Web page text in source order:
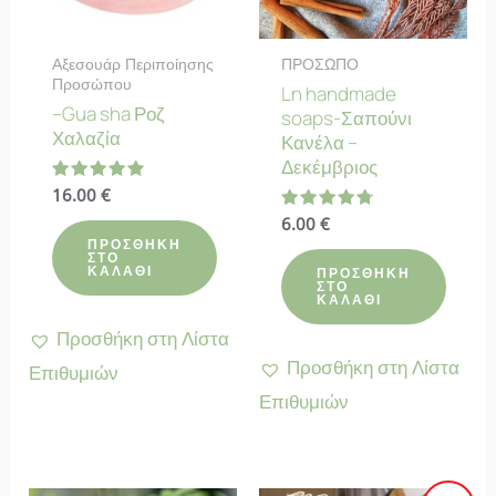
Αξεσουάρ Περιποίησης
Προσώπου
–Gua sha Ροζ
Χαλαζία
Βαθμολογήθηκε
με
4.90
από 5
16.00 €
ΠΡΟΣΘΉΚΗ
ΣΤΟ
ΚΑΛΆΘΙ
Προσθήκη στη Λίστα
Επιθυμιών
ΠΡΟΣΩΠΟ
Ln handmade
soaps-Σαπούνι
Κανέλα –
Δεκέμβριος
Βαθμολογήθηκε
με
4.78
από 5
6.00€
ΠΡΟΣΘΉΚΗ
ΣΤΟ
ΚΑΛΆΘΙ
Προσθήκη στη Λίστα
Επιθυμιών